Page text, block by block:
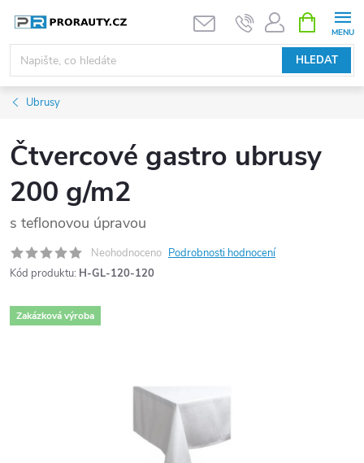
obsah
HLEDAT
NÁKUPNÍ
KOŠÍK
Ubrusy
Čtvercové gastro ubrusy
200 g/m2
s teflonovou úpravou
Neohodnoceno Podrobnosti hodnocení
Kód produktu: H-GL-120-120
Zakázková výroba